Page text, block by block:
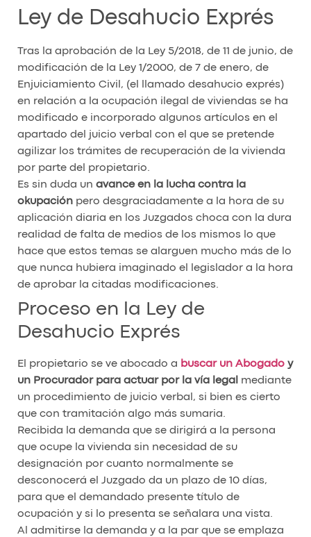
Ley de Desahucio Exprés
Tras la aprobación de la Ley 5/2018, de 11 de junio, de
modificación de la Ley 1/2000, de 7 de enero, de
Enjuiciamiento Civil, (el llamado desahucio exprés)
en relación a la ocupación ilegal de viviendas se ha
modificado e incorporado algunos artículos en el
apartado del juicio verbal con el que se pretende
agilizar los trámites de recuperación de la vivienda
por parte del propietario.
Es sin duda un avance en la lucha contra la
okupación pero desgraciadamente a la hora de su
aplicación diaria en los Juzgados choca con la dura
realidad de falta de medios de los mismos lo que
hace que estos temas se alarguen mucho más de lo
que nunca hubiera imaginado el legislador a la hora
de aprobar la citadas modificaciones.
Proceso en la Ley de
Desahucio Exprés
El propietario se ve abocado a buscar un Abogado y
un Procurador para actuar por la vía legal
mediante
un procedimiento de juicio verbal, si bien es cierto
que con tramitación algo más sumaria.
Recibida la demanda que se dirigirá a la persona
que ocupe la vivienda sin necesidad de su
designación por cuanto normalmente se
desconocerá el Juzgado da un plazo de 10 días,
para que el demandado presente título de
ocupación y si lo presenta se señalara una vista.
Al admitirse la demanda y a la par que se emplaza